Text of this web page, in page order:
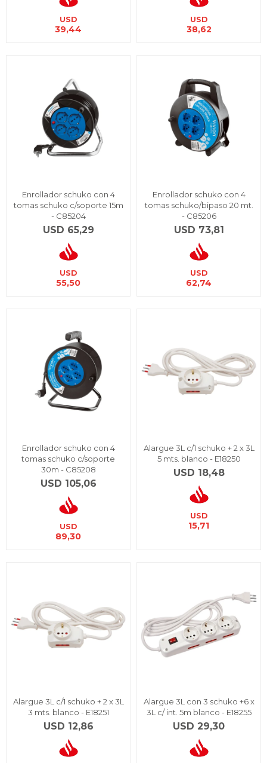
USD
39,44
USD
38,62
Enrollador schuko con 4
tomas schuko c/soporte 15m
- C85204
USD 65,29
USD
55,50
Enrollador schuko con 4
tomas schuko/bipaso 20 mt.
- C85206
USD 73,81
USD
62,74
Enrollador schuko con 4
tomas schuko c/soporte
30m - C85208
USD 105,06
USD
89,30
Alargue 3L c/1 schuko + 2 x 3L
5 mts. blanco - E18250
USD 18,48
USD
15,71
Alargue 3L c/1 schuko + 2 x 3L
3 mts. blanco - E18251
USD 12,86
Alargue 3L con 3 schuko +6 x
3L c/ int. 5m blanco - E18255
USD 29,30